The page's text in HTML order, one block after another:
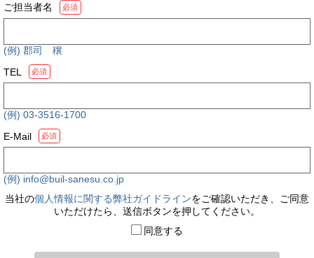
ご担当者名
必須
(例) 郡司 穣
TEL
必須
(例) 03-3516-1700
E-Mail
必須
(例) info@buil-sanesu.co.jp
当社の個人情報に関する弊社ガイドラインをご確認いただき、ご同意
いただけたら、送信ボタンを押してください。
同意する